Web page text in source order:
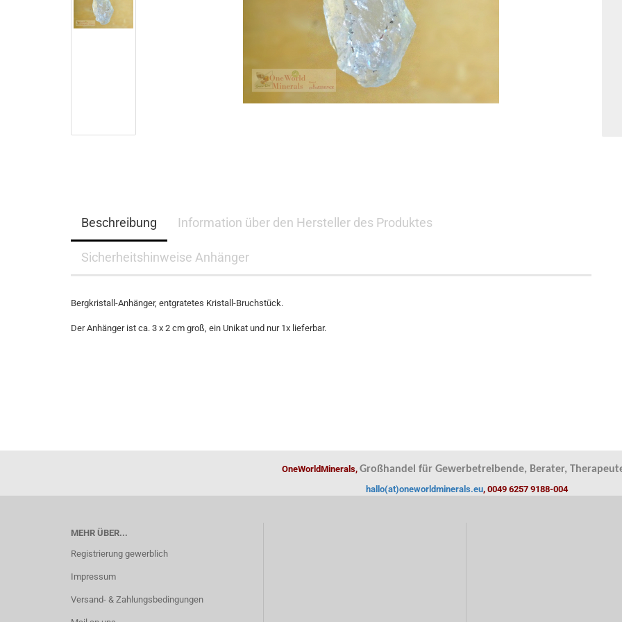
Beschreibung Information über den Hersteller des Produktes
Sicherheitshinweise Anhänger
Bergkristall-Anhänger, entgratetes Kristall-Bruchstück.
Der Anhänger ist ca. 3 x 2 cm groß, ein Unikat und nur 1x lieferbar.
OneWorldMinerals, Großhandel für Gewerbetreibende, Berater,
hallo(at)oneworldminerals.eu, 0049 6257 9188-004
MEHR ÜBER...
Registrierung gewerblich
Impressum
Versand- & Zahlungsbedingungen